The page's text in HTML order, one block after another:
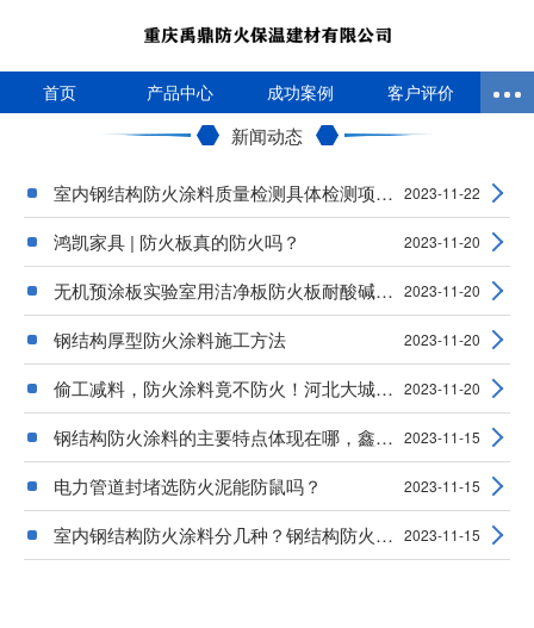
首页 产品中心 成功案例 客户评价
新闻动态
室内钢结构防火涂料质量检测具体检测项目与方 2023-11-22
鸿凯家具 | 防火板真的防火吗？ 2023-11-20
无机预涂板实验室用洁净板防火板耐酸碱墙板 2023-11-20
钢结构厚型防火涂料施工方法 2023-11-20
偷工减料，防火涂料竟不防火！河北大城涉事防 2023-11-20
钢结构防火涂料的主要特点体现在哪，鑫钢盾防 2023-11-15
电力管道封堵选防火泥能防鼠吗？ 2023-11-15
室内钢结构防火涂料分几种？钢结构防火涂料的 2023-11-15